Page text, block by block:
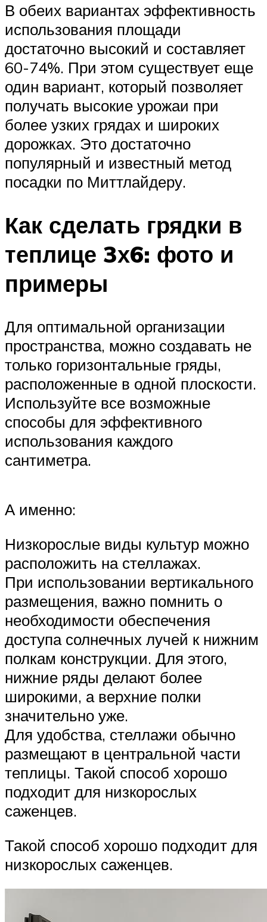
В обеих вариантах эффективность
использования площади
достаточно высокий и составляет
60-74%. При этом существует еще
один вариант, который позволяет
получать высокие урожаи при
более узких грядах и широких
дорожках. Это достаточно
популярный и известный метод
посадки по Миттлайдеру.
Как сделать грядки в
теплице 3х6: фото и
примеры
Для оптимальной организации
пространства, можно создавать не
только горизонтальные гряды,
расположенные в одной плоскости.
Используйте все возможные
способы для эффективного
использования каждого
сантиметра.
А именно:
Низкорослые виды культур можно
расположить на стеллажах.
При использовании вертикального
размещения, важно помнить о
необходимости обеспечения
доступа солнечных лучей к нижним
полкам конструкции. Для этого,
нижние ряды делают более
широкими, а верхние полки
значительно уже.
Для удобства, стеллажи обычно
размещают в центральной части
теплицы. Такой способ хорошо
подходит для низкорослых
саженцев.
Такой способ хорошо подходит для
низкорослых саженцев.